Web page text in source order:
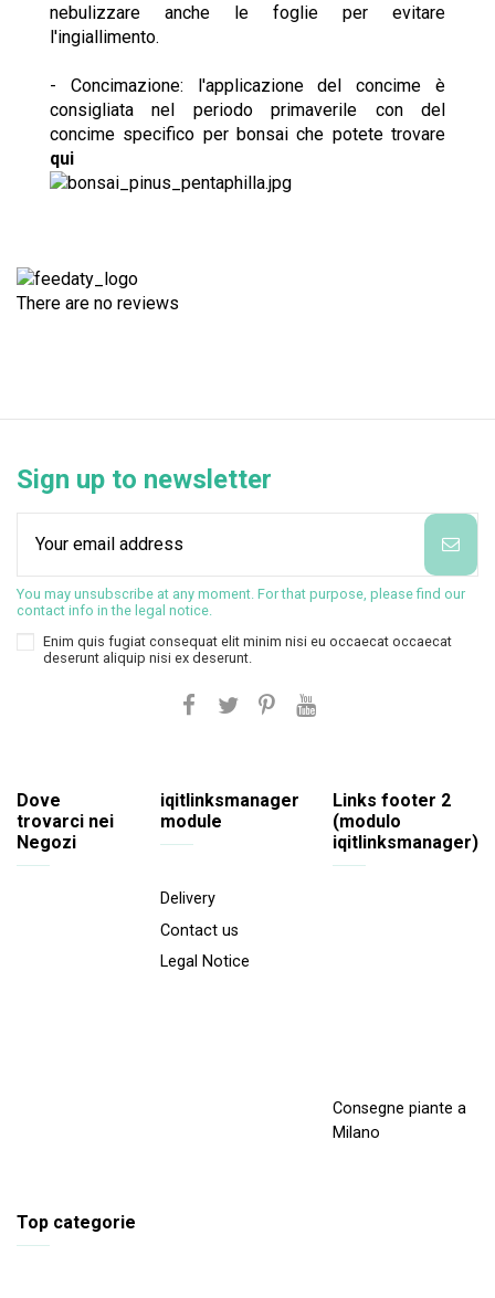
nebulizzare anche le foglie per evitare
l'ingiallimento.
- Concimazione: l'applicazione del concime è
consigliata nel periodo primaverile con del
concime specifico per bonsai che potete trovare
qui
There are no reviews
Sign up to newsletter
You may unsubscribe at any moment. For that purpose, please find our
contact info in the legal notice.
Enim quis fugiat consequat elit minim nisi eu occaecat occaecat
deserunt aliquip nisi ex deserunt.
Dove
trovarci nei
Negozi
iqitlinksmanager
module
Delivery
Contact us
Legal Notice
Links footer 2
(modulo
iqitlinksmanager)
Consegne piante a
Milano
Top categorie